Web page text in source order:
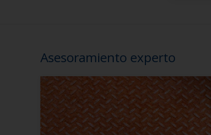
Asesoramiento experto